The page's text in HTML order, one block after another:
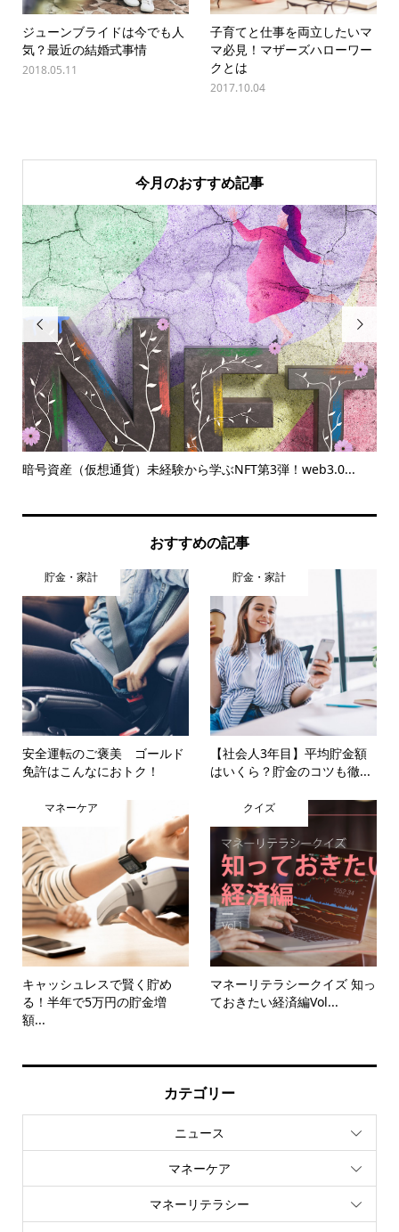
ジューンブライドは今でも人
気？最近の結婚式事情
2018.05.11
子育てと仕事を両立したいマ
マ必見！マザーズハローワー
クとは
2017.10.04
今月のおすすめ記事

暗号資産（仮想通貨）未経験から学ぶNFT第3弾！web3.0...

おすすめの記事
貯金・家計
安全運転のご褒美 ゴールド
免許はこんなにおトク！
貯金・家計
【社会人3年目】平均貯金額
はいくら？貯金のコツも徹...
マネーケア
キャッシュレスで賢く貯め
る！半年で5万円の貯金増
額...
クイズ
マネーリテラシークイズ 知っ
ておきたい経済編Vol...
カテゴリー
ニュース
マネーケア
マネーリテラシー